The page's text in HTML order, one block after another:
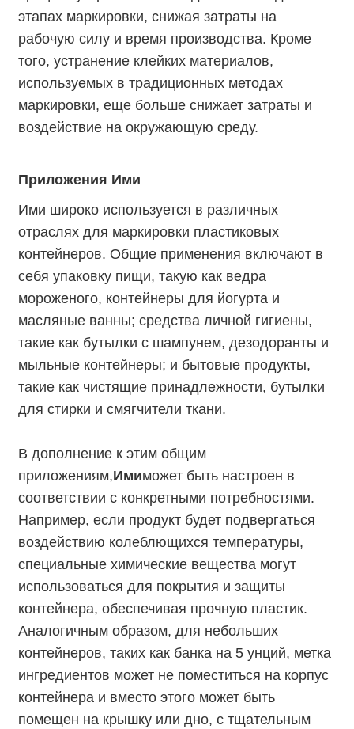
этапах маркировки, снижая затраты на
рабочую силу и время производства. Кроме
того, устранение клейких материалов,
используемых в традиционных методах
маркировки, еще больше снижает затраты и
воздействие на окружающую среду.
Приложения Ими
Ими широко используется в различных
отраслях для маркировки пластиковых
контейнеров. Общие применения включают в
себя упаковку пищи, такую ​​как ведра
мороженого, контейнеры для йогурта и
масляные ванны; средства личной гигиены,
такие как бутылки с шампунем, дезодоранты и
мыльные контейнеры; и бытовые продукты,
такие как чистящие принадлежности, бутылки
для стирки и смягчители ткани.
В дополнение к этим общим
приложениям,Имиможет быть настроен в
соответствии с конкретными потребностями.
Например, если продукт будет подвергаться
воздействию колеблющихся температуры,
специальные химические вещества могут
использоваться для покрытия и защиты
контейнера, обеспечивая прочную пластик.
Аналогичным образом, для небольших
контейнеров, таких как банка на 5 унций, метка
ингредиентов может не поместиться на корпус
контейнера и вместо этого может быть
помещен на крышку или дно, с тщательным